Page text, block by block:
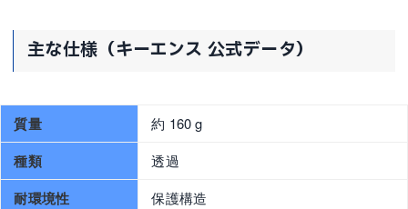
主な仕様（キーエンス 公式データ）
質量 約 160 g
種類 透過
耐環境性 保護構造